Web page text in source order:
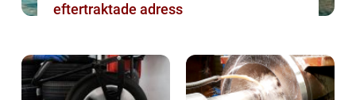
eftertraktade adress